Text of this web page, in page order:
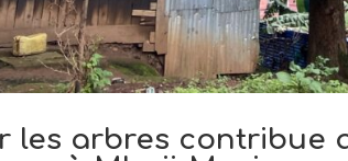
les arbres contribue